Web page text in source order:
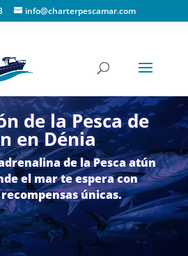
info@charterpescamar.com
de la Pesca de
en Dénia
de la Pesca atún
el mar te espera con
únicas.
herramientas